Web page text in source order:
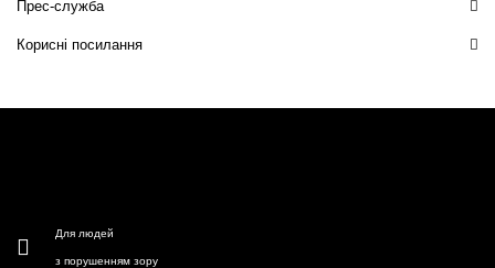
Прес-служба
Корисні посилання
Для людей
з порушенням зору